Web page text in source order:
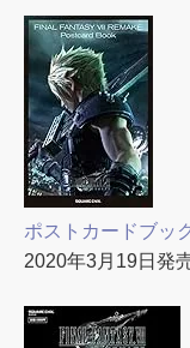
ポストカードブッ
2020年3月19日発